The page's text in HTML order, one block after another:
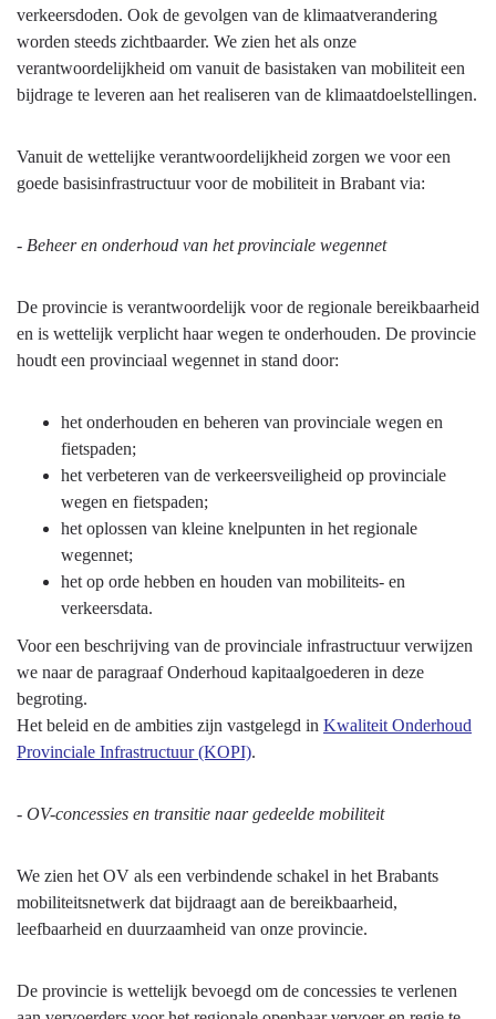
verkeersdoden. Ook de gevolgen van de klimaatverandering
worden steeds zichtbaarder. We zien het als onze
verantwoordelijkheid om vanuit de basistaken van mobiliteit een
bijdrage te leveren aan het realiseren van de klimaatdoelstellingen.
Vanuit de wettelijke verantwoordelijkheid zorgen we voor een
goede basisinfrastructuur voor de mobiliteit in Brabant via:
- Beheer en onderhoud van het provinciale wegennet
De provincie is verantwoordelijk voor de regionale bereikbaarheid
en is wettelijk verplicht haar wegen te onderhouden. De provincie
houdt een provinciaal wegennet in stand door:
het onderhouden en beheren van provinciale wegen en
fietspaden;
het verbeteren van de verkeersveiligheid op provinciale
wegen en fietspaden;
het oplossen van kleine knelpunten in het regionale
wegennet;
het op orde hebben en houden van mobiliteits- en
verkeersdata.
Voor een beschrijving van de provinciale infrastructuur verwijzen
we naar de paragraaf Onderhoud kapitaalgoederen in deze
begroting.
Het beleid en de ambities zijn vastgelegd in Kwaliteit Onderhoud
Provinciale Infrastructuur (KOPI).
- OV-concessies en transitie naar gedeelde mobiliteit
We zien het OV als een verbindende schakel in het Brabants
mobiliteitsnetwerk dat bijdraagt aan de bereikbaarheid,
leefbaarheid en duurzaamheid van onze provincie.
De provincie is wettelijk bevoegd om de concessies te verlenen